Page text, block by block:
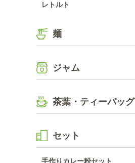
レトルト
麺
ジャム
茶葉・ティーバッグ
セット
手作りカレー粉セット